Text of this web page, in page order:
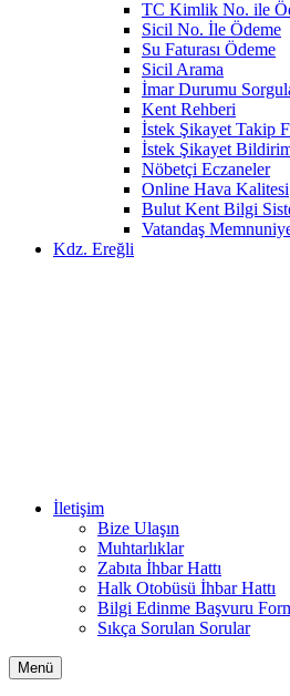
TC Kimlik No. ile
Sicil No. İle Ödeme
Su Faturası Ödeme
Sicil Arama
İmar Durumu
Kent Rehberi
İstek Şikayet Takip
İstek Şikayet
Nöbetçi Eczaneler
Online Hava Kalitesi
Bulut Kent Bilgi
Vatandaş
Kdz. Ereğli
İletişim
Bize Ulaşın
Muhtarlıklar
Zabıta İhbar Hattı
Halk Otobüsü İhbar Hattı
Bilgi Edinme Başvuru
Sıkça Sorulan Sorular
Menü